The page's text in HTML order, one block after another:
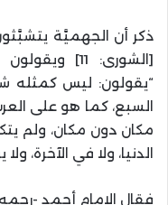
ذكر أن الجهميَّة
[الشورى: 11]
“يقولون: ليس كمثله
السبع، كما هو على
مكان دون مكان، ولم
الدنيا، ولا في
فقال الإمام أحمد -